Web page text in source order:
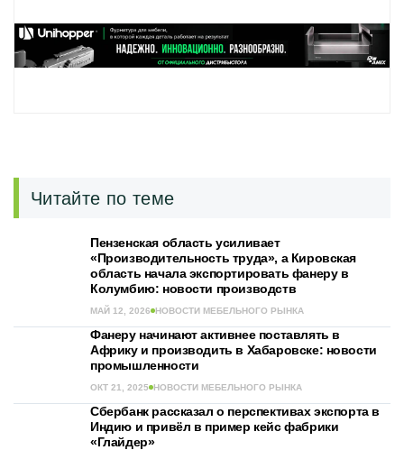
Читайте по теме
Пензенская область усиливает
«Производительность труда», а Кировская
область начала экспортировать фанеру в
Колумбию: новости производств
МАЙ 12, 2026 НОВОСТИ МЕБЕЛЬНОГО РЫНКА
Фанеру начинают активнее поставлять в
Африку и производить в Хабаровске: новости
промышленности
ОКТ 21, 2025 НОВОСТИ МЕБЕЛЬНОГО РЫНКА
Сбербанк рассказал о перспективах экспорта в
Индию и привёл в пример кейс фабрики
«Глайдер»